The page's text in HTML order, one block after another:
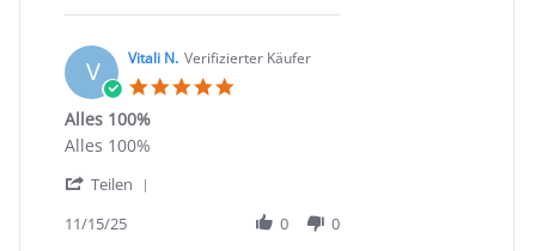
Reimund
on
23
Feb
V Vitali N. Verifizierter Käufer
Alles 100%
Review
Vitali
on
review
Alles
Alles 100%
Teilen
11/15/25 0 0